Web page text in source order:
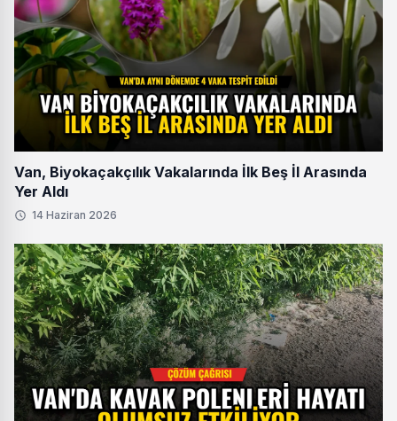
Van, Biyokaçakçılık Vakalarında İlk Beş İl Arasında
Yer Aldı
14 Haziran 2026